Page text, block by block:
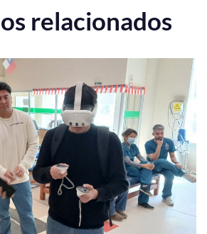
relacionados